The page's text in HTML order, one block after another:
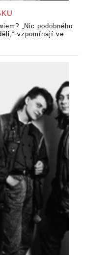
„Nic podobného
vzpomínají ve